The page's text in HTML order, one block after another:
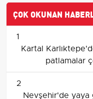
ÇOK OKUNAN
1
Kartal
patlamalar
2
Nevşehir'de yaya